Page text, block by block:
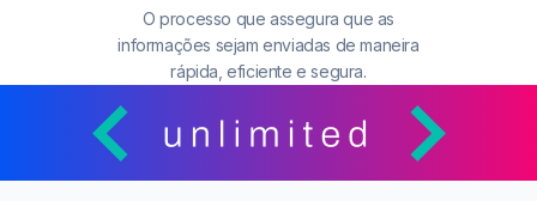
O processo que assegura que as
informações sejam enviadas de maneira
rápida, eficiente e segura.